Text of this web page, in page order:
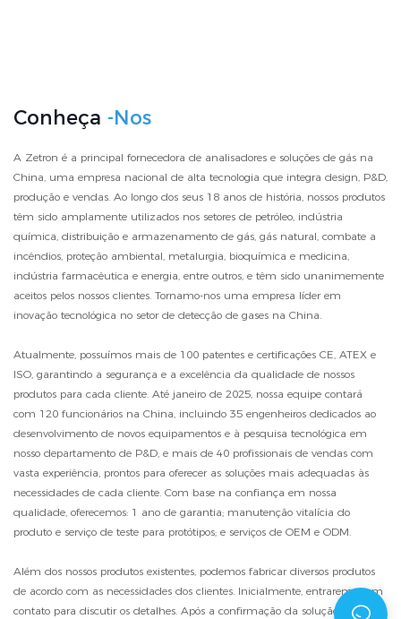
Conheça -nos
A Zetron é a principal fornecedora de analisadores e soluções de gás na
China, uma empresa nacional de alta tecnologia que integra design, P&D,
produção e vendas. Ao longo dos seus 18 anos de história, nossos produtos
têm sido amplamente utilizados nos setores de petróleo, indústria
química, distribuição e armazenamento de gás, gás natural, combate a
incêndios, proteção ambiental, metalurgia, bioquímica e medicina,
indústria farmacêutica e energia, entre outros, e têm sido unanimemente
aceitos pelos nossos clientes. Tornamo-nos uma empresa líder em
inovação tecnológica no setor de detecção de gases na China.
Atualmente, possuímos mais de 100 patentes e certificações CE, ATEX e
ISO, garantindo a segurança e a excelência da qualidade de nossos
produtos para cada cliente. Até janeiro de 2025, nossa equipe contará
com 120 funcionários na China, incluindo 35 engenheiros dedicados ao
desenvolvimento de novos equipamentos e à pesquisa tecnológica em
nosso departamento de P&D, e mais de 40 profissionais de vendas com
vasta experiência, prontos para oferecer as soluções mais adequadas às
necessidades de cada cliente. Com base na confiança em nossa
qualidade, oferecemos: 1 ano de garantia; manutenção vitalícia do
produto e serviço de teste para protótipos; e serviços de OEM e ODM.
Além dos nossos produtos existentes, podemos fabricar diversos produtos
de acordo com as necessidades dos clientes. Inicialmente, entraremos em
contato para discutir os detalhes. Após a confirmação da solução,